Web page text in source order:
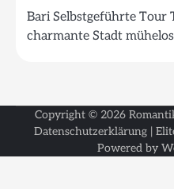
Bari Selbstgeführte Tour
charmante Stadt
Copyright © 2026
Datenschutzerklärung|
Powered by